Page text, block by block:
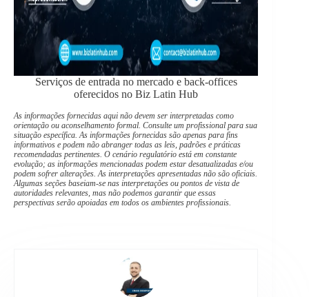
Serviços de entrada no mercado e back-offices
oferecidos no Biz Latin Hub
As informações fornecidas aqui não devem ser interpretadas como
orientação ou aconselhamento formal. Consulte um profissional para sua
situação específica. As informações fornecidas são apenas para fins
informativos e podem não abranger todas as leis, padrões e práticas
recomendadas pertinentes. O cenário regulatório está em constante
evolução; as informações mencionadas podem estar desatualizadas e/ou
podem sofrer alterações. As interpretações apresentadas não são oficiais.
Algumas seções baseiam-se nas interpretações ou pontos de vista de
autoridades relevantes, mas não podemos garantir que essas
perspectivas serão apoiadas em todos os ambientes profissionais.